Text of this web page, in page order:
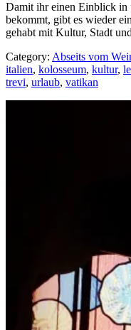
Damit ihr einen Einblick in
bekommt, gibt es wieder
gehabt mit Kultur, Stadt
Category: Abseits vom
italien, kolosseum, kultur,
trevi, urlaub, vatikan